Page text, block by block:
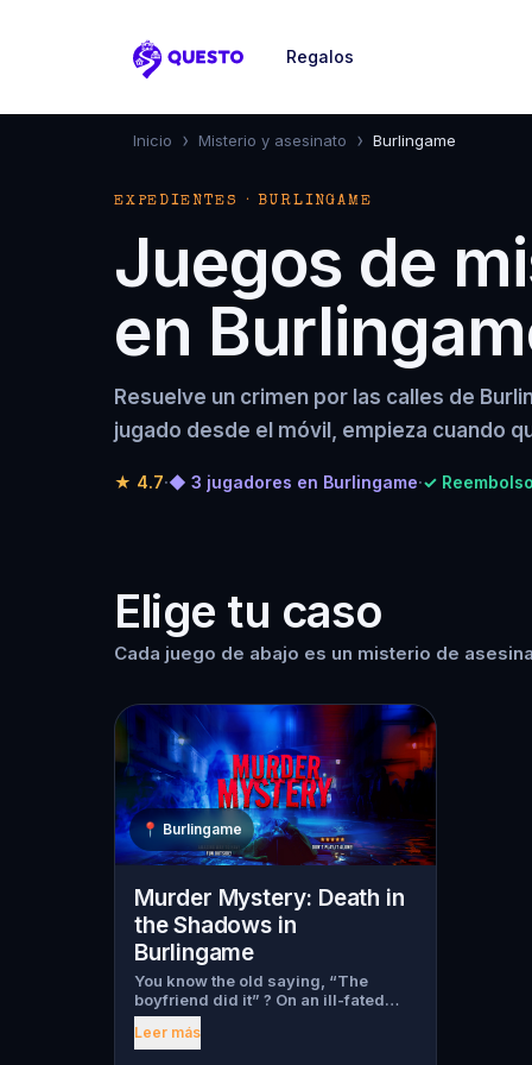
Questo
Regalos
Inicio › Misterio y asesinato › Burlingame
EXPEDIENTES · BURLINGAME
Juegos de
en
Resuelve un crimen por las calles de
jugado desde el móvil, empieza cuando
★ 4.7·◆ 3 jugadores en Burlingame·✓
Elige tu caso
Cada juego de abajo es un misterio de
📍 Burlingame
Murder Mystery: Death in
the Shadows in
Burlingame
You know the old saying, “The
boyfriend did it” ? On an ill-fated
night, love goes terribly wrong for
Bella Wanderlust and Walter Bridges
Leer más